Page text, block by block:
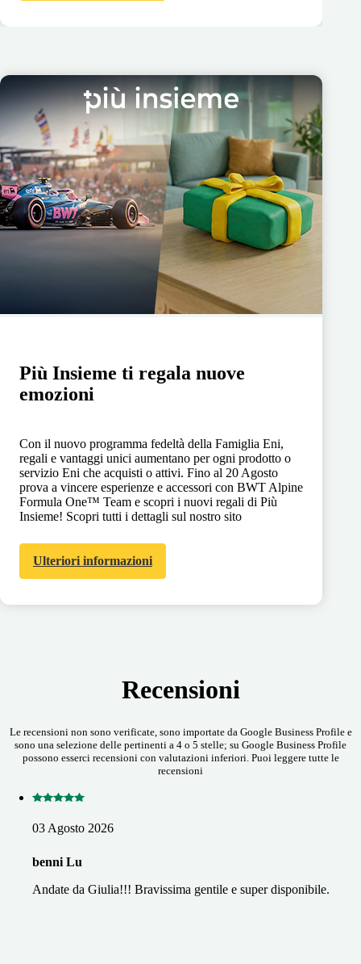
Più Insieme ti regala nuove
emozioni
Con il nuovo programma fedeltà della Famiglia Eni,
regali e vantaggi unici aumentano per ogni prodotto o
servizio Eni che acquisti o attivi. Fino al 20 Agosto
prova a vincere esperienze e accessori con BWT Alpine
Formula One™ Team e scopri i nuovi regali di Più
Insieme! Scopri tutti i dettagli sul nostro sito
Ulteriori informazioni
Recensioni
Le recensioni non sono verificate, sono importate da Google Business Profile e
sono una selezione delle pertinenti a 4 o 5 stelle; su Google Business Profile
possono esserci recensioni con valutazioni inferiori. Puoi leggere tutte le
recensioni
03 Agosto 2026
benni Lu
Andate da Giulia!!! Bravissima gentile e super disponibile.